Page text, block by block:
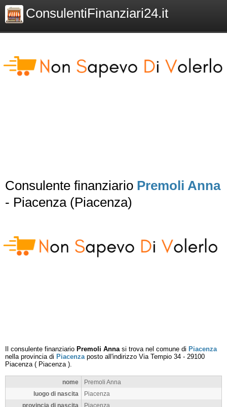
ConsulentiFinanziari24.it
Consulente finanziario Premoli Anna
- Piacenza (Piacenza)
Il consulente finanziario Premoli Annasi trova nel comune di Piacenza
nella provincia di Piacenzaposto all'indirizzo Via Tempio 34 - 29100
Piacenza( Piacenza).
nome
Premoli Anna
luogo di nascita
Piacenza
provincia di nascita
Piacenza